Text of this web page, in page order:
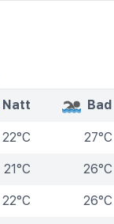
Natt Bad
22°C 27°C
21°C 26°C
22°C 26°C